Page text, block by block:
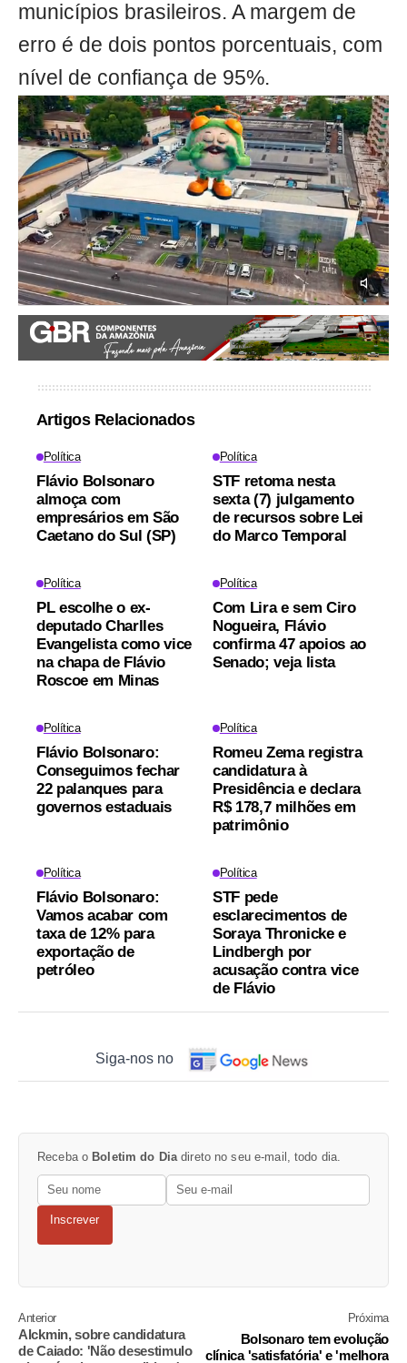
municípios brasileiros. A margem de
erro é de dois pontos porcentuais, com
nível de confiança de 95%.
Artigos Relacionados
Política
Flávio Bolsonaro
almoça com
empresários em São
Caetano do Sul (SP)
Política
STF retoma nesta
sexta (7) julgamento
de recursos sobre Lei
do Marco Temporal
Política
PL escolhe o ex-
deputado Charlles
Evangelista como vice
na chapa de Flávio
Roscoe em Minas
Política
Com Lira e sem Ciro
Nogueira, Flávio
confirma 47 apoios ao
Senado; veja lista
Política
Flávio Bolsonaro:
Conseguimos fechar
22 palanques para
governos estaduais
Política
Romeu Zema registra
candidatura à
Presidência e declara
R$ 178,7 milhões em
patrimônio
Política
Flávio Bolsonaro:
Vamos acabar com
taxa de 12% para
exportação de
petróleo
Política
STF pede
esclarecimentos de
Soraya Thronicke e
Lindbergh por
acusação contra vice
de Flávio
Siga-nos no
Receba o Boletim do Diadireto no seu e-mail, todo dia.
Inscrever
Anterior
Alckmin, sobre candidatura
de Caiado: 'Não desestimulo
Próxima
Bolsonaro tem evolução
clínica 'satisfatória' e 'melhora